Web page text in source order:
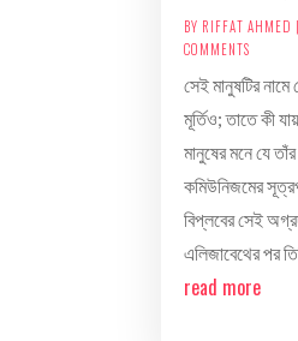
BY RIFFAT AHMED |
COMMENTS
সেই মানুষটির
মূর্তিও; তাতে কী
মানুষের মনে যে
কমিউনিজমের
বিপ্লবের সেই
এলিজাবেথের পর
read more